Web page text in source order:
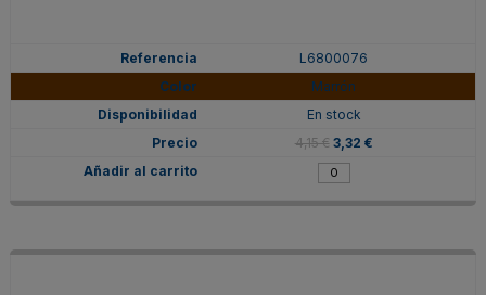
L6800076
Marrón
En stock
4,15 € 3,32 €